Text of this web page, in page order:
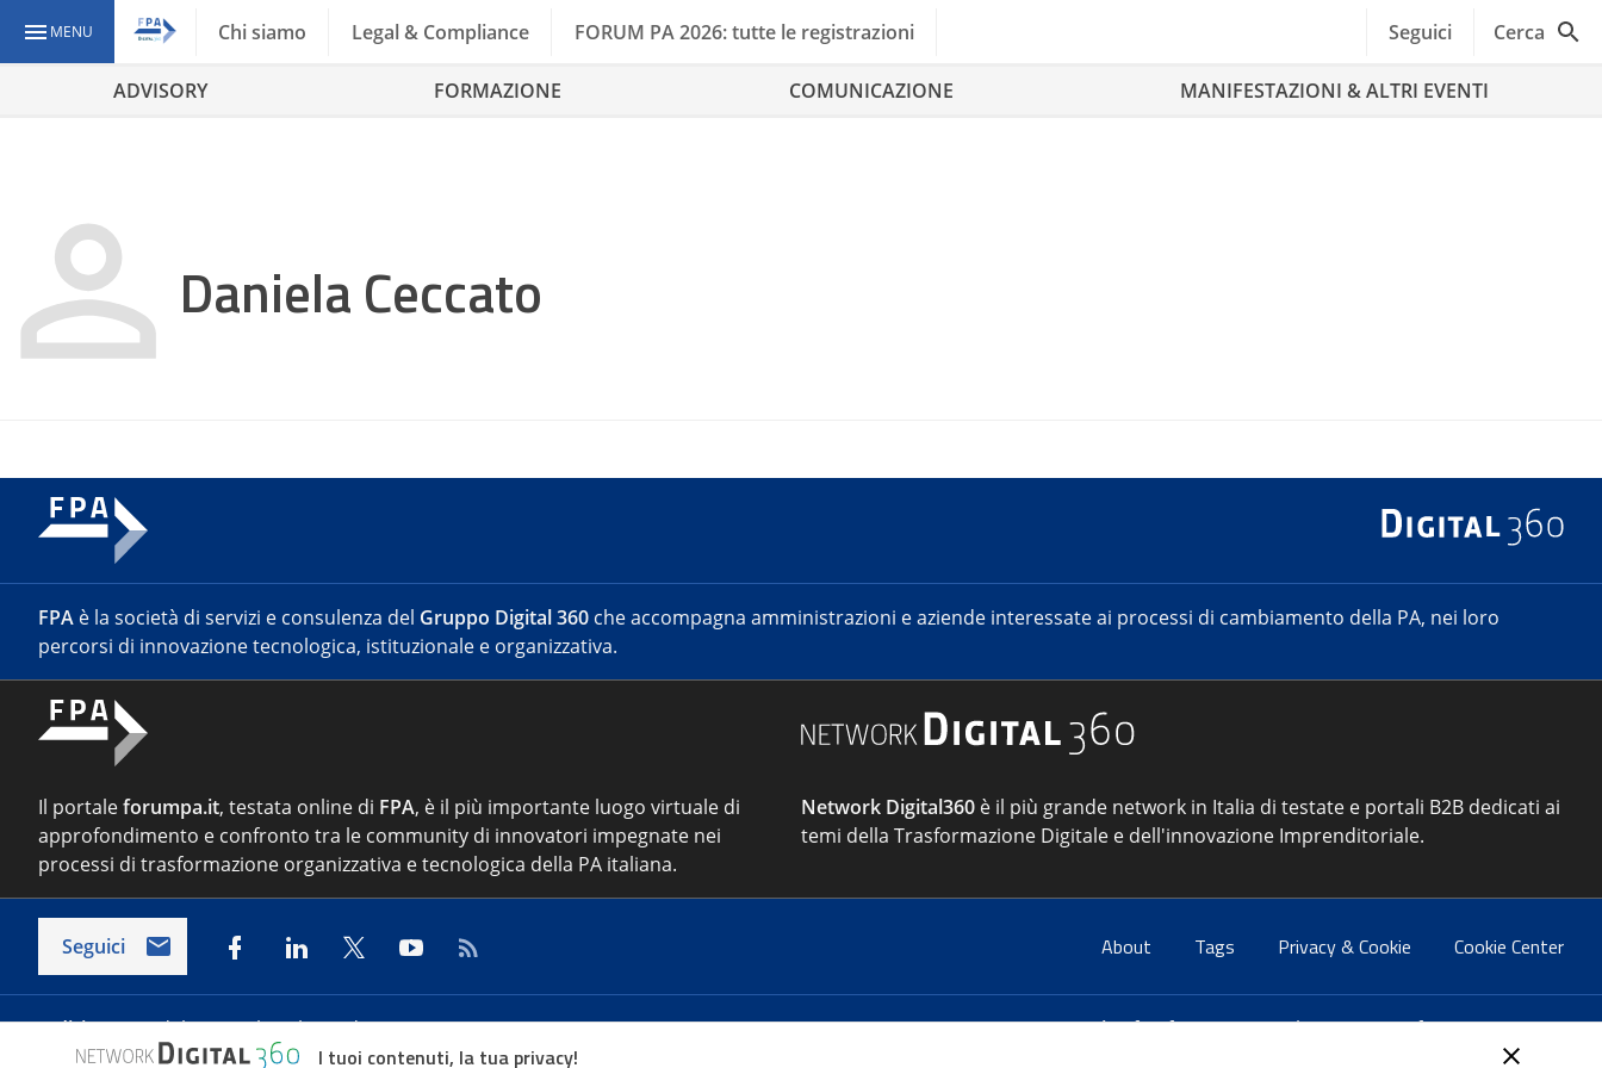
MENU Chi siamo Legal & Compliance FORUM PA 2026: tutte le registrazioni Seguici Cerca
ADVISORY FORMAZIONE COMUNICAZIONE MANIFESTAZIONI & ALTRI EVENTI
Daniela Ceccato
FPA è la società di servizi e consulenza del Gruppo Digital 360 che accompagna amministrazioni e aziende interessate ai processi di cambiamento della PA, nei loro
percorsi di innovazione tecnologica, istituzionale e organizzativa.
Il portaleforumpa.it, testata online di FPA, è il più importante luogo virtuale di
approfondimento e confronto tra le community di innovatori impegnate nei
processi di trasformazione organizzativa e tecnologica della PA italiana.
Network Digital360 è il più grande network in Italia di testate e portali B2B dedicati ai
temi della Trasformazione Digitale e dell'innovazione Imprenditoriale.
Seguici About Tags Privacy & Cookie Cookie Center
Indirizzo:Via del Porto Fluviale 67/d – 00154 Roma Contatti:info@forumpa.it- tel. 06 684251 - fax. 06 68425433
I tuoi contenuti, la tua privacy!